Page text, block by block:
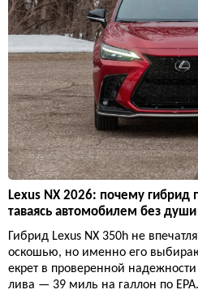
Lexus NX 2026: почему
таваясь автомобилем без души
Гибрид Lexus NX 350h не
оскошью, но именно его
екрет в проверенной
лива — 39 миль на галлон по